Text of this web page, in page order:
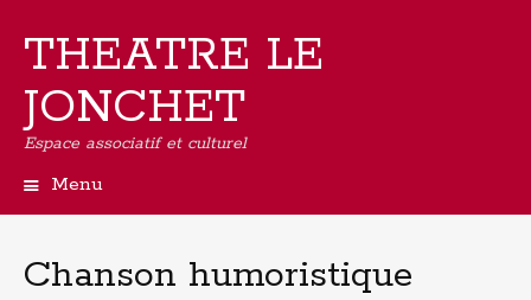
THEATRE LE
JONCHET
Espace associatif et culturel
Menu
principal
Chanson humoristique